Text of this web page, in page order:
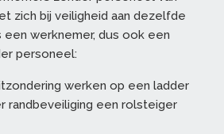
zich bij veiligheid aan dezelfde
werknemer, dus ook een
personeel:
werken op een ladder
randbeveiliging een rolsteiger